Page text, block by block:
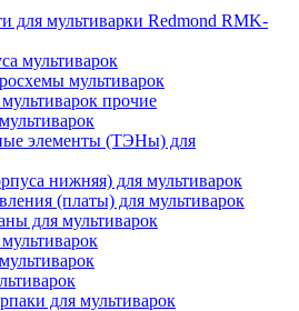
для мультиварки Redmond RMK-
мультиварок
мультиварок
прочие
элементы (ТЭНы) для
нижняя) для мультиварок
(платы) для мультиварок
для мультиварок
для мультиварок